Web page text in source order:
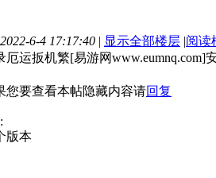
6-4 17:17:40 | 显示全部楼层 |阅读
厄运扳机繁[易游网www.eumnq.com]
您要查看本帖隐藏内容请回复
版本